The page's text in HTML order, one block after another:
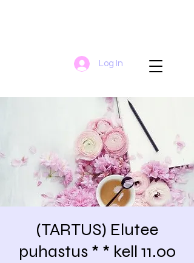
Log In
(TARTUS) Elutee
puhastus * * kell 11.00